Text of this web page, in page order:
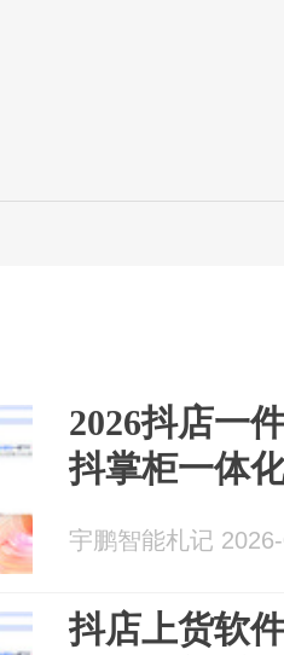
2026抖店一
抖掌柜一体
宇鹏智能札记
抖店上货软